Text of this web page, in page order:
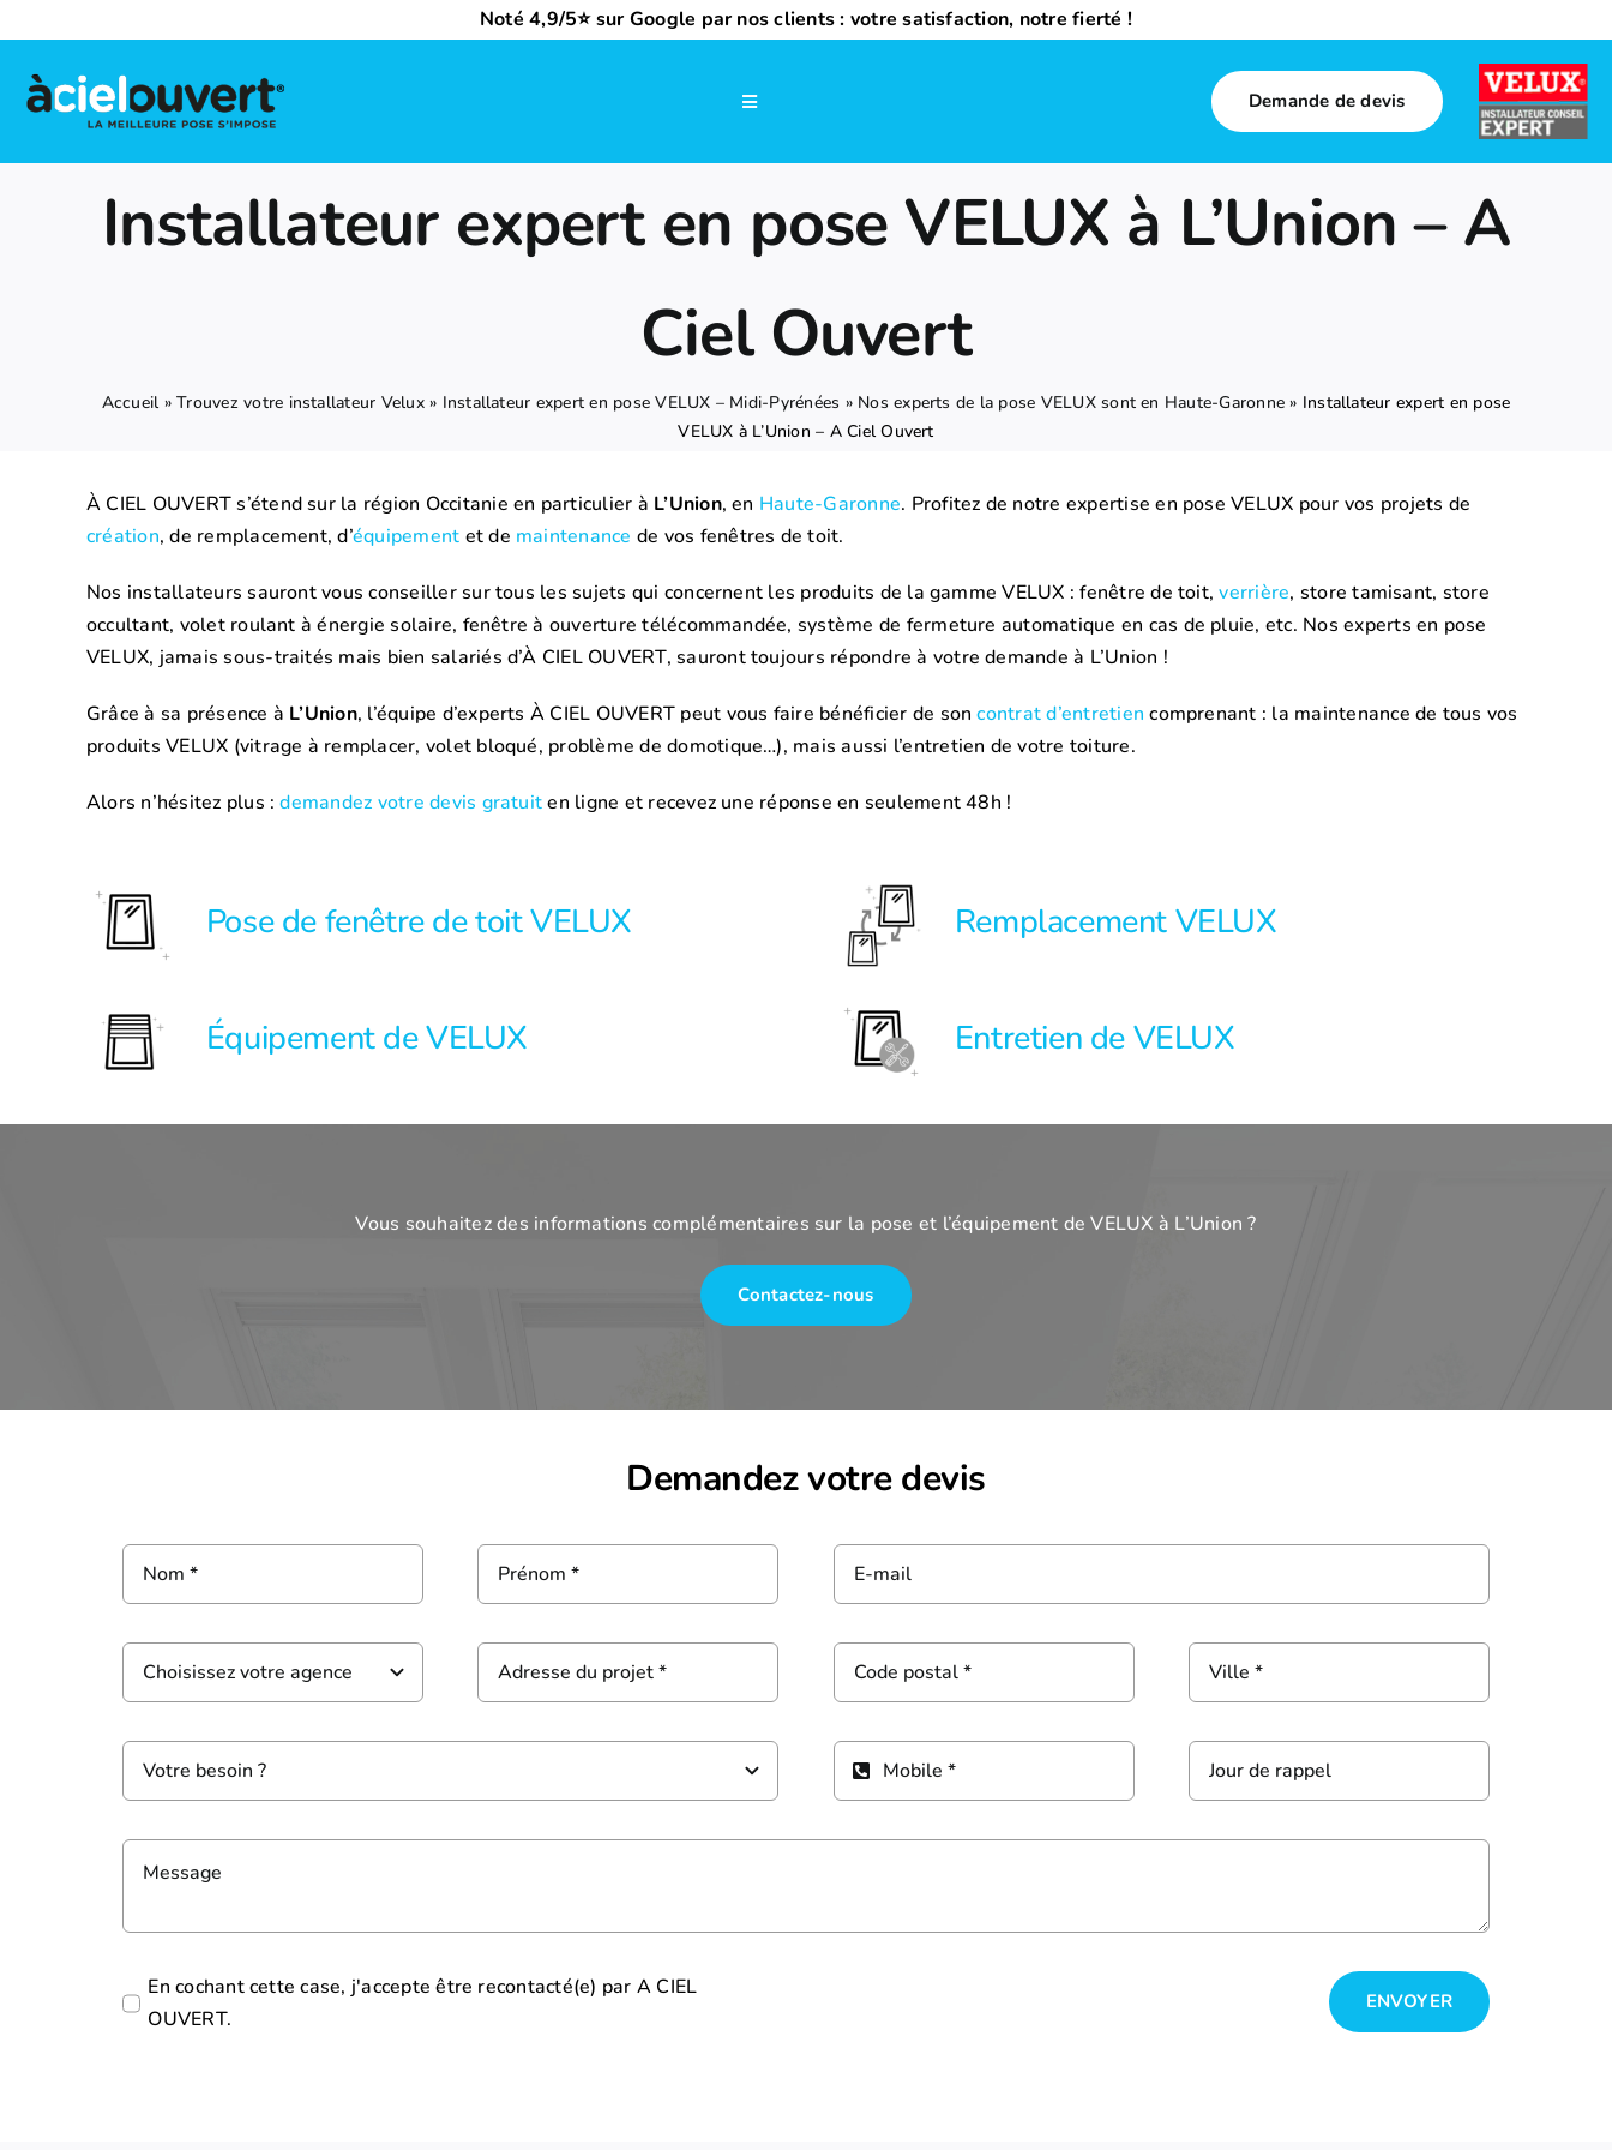
au
contenu
Noté 4,9/5⭐ sur Google par nos clients : votre satisfaction, notre fierté !
Navigation
Nos activités
Qui sommes-nous ?
Nous rejoindre
Demande de devis
Installateur expert en pose VELUX à L’Union – A
Ciel Ouvert
Accueil »Trouvez votre installateur Velux» Installateur expert en pose VELUX – Midi-Pyrénées » Nos experts de la pose VELUX sont en Haute-Garonne » Installateur expert en pose
VELUX à L’Union – A Ciel Ouvert
À CIEL OUVERT s’étend sur la région Occitanie en particulier à L’Union, en Haute-Garonne. Profitez de notre expertise en pose VELUX pour vos projets de
création, de remplacement, d’équipement et de maintenance de vos fenêtres de toit.
Nos installateurs sauront vous conseiller sur tous les sujets qui concernent les produits de la gamme VELUX : fenêtre de toit,verrière, store tamisant, store
occultant, volet roulant à énergie solaire, fenêtre à ouverture télécommandée, système de fermeture automatique en cas de pluie, etc. Nos experts en pose
VELUX, jamais sous-traités mais bien salariés d’À CIEL OUVERT, sauront toujours répondre à votre demande à L’Union !
Grâce à sa présence à L’Union, l’équipe d’experts À CIEL OUVERT peut vous faire bénéficier de soncontrat d’entretien comprenant : la maintenance de tous vos
produits VELUX (vitrage à remplacer, volet bloqué, problème de domotique…), mais aussi l’entretien de votre toiture.
Alors n’hésitez plus : demandez votre devis gratuiten ligne et recevez une réponse en seulement 48h !
Pose de fenêtre de toit VELUX Remplacement VELUX
Équipement de VELUX Entretien de VELUX
Vous souhaitez des informations complémentaires sur la pose et l’équipement de VELUX à L’Union ?
Contactez-nous
Demandez votre devis
En cochant cette case, j'accepte être recontacté(e) par A CIEL
OUVERT.
ENVOYER